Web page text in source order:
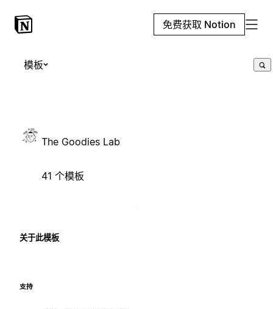
免费获取 Notion
模板
The Goodies Lab
41 个模板
关于此模板
支持